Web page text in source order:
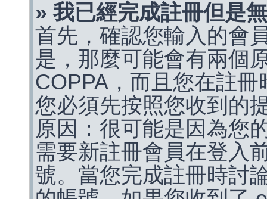
» 我已經完成註冊但是
首先，確認您輸入的會
是，那麼可能會有兩個
COPPA，而且您在註
您必須先按照您收到的
原因：很可能是因為您
需要新註冊會員在登入
號。當您完成註冊時討